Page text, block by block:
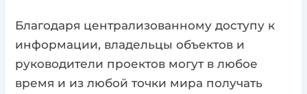
Благодаря централизованному доступу к
информации, владельцы объектов и
руководители проектов могут в любое
время и из любой точки мира получать